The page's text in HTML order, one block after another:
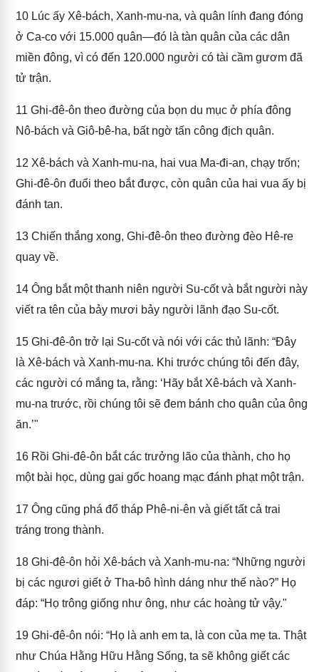
10 Lúc ấy Xê-bách, Xanh-mu-na, và quân lính đang đóng
ở Ca-co với 15.000 quân—đó là tàn quân của các dân
miền đông, vì có đến 120.000 người có tài cầm gươm đã
tử trận.
11 Ghi-đê-ôn theo đường của bọn du mục ở phía đông
Nô-bách và Giô-bê-ha, bất ngờ tấn công địch quân.
12 Xê-bách và Xanh-mu-na, hai vua Ma-đi-an, chạy trốn;
Ghi-đê-ôn đuổi theo bắt được, còn quân của hai vua ấy bị
đánh tan.
13 Chiến thắng xong, Ghi-đê-ôn theo đường đèo Hê-re
quay về.
14 Ông bắt một thanh niên người Su-cốt và bắt người này
viết ra tên của bảy mươi bảy người lãnh đạo Su-cốt.
15 Ghi-đê-ôn trở lại Su-cốt và nói với các thủ lãnh: “Đây
là Xê-bách và Xanh-mu-na. Khi trước chúng tôi đến đây,
các người có mắng ta, rằng: ‘Hãy bắt Xê-bách và Xanh-
mu-na trước, rồi chúng tôi sẽ đem bánh cho quân của ông
ăn.’"
16 Rồi Ghi-đê-ôn bắt các trưởng lão của thành, cho họ
một bài học, dùng gai gốc hoang mạc đánh phạt một trận.
17 Ông cũng phá đổ tháp Phê-ni-ên và giết tất cả trai
tráng trong thành.
18 Ghi-đê-ôn hỏi Xê-bách và Xanh-mu-na: “Những người
bị các ngươi giết ở Tha-bô hình dáng như thế nào?” Họ
đáp: “Họ trông giống như ông, như các hoàng tử vậy."
19 Ghi-đê-ôn nói: “Họ là anh em ta, là con của mẹ ta. Thật
như Chúa Hằng Hữu Hằng Sống, ta sẽ không giết các